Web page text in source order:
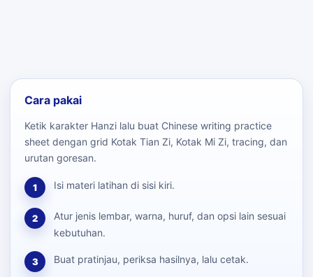
Cara pakai
Ketik karakter Hanzi lalu buat Chinese writing practice
sheet dengan grid Kotak Tian Zi, Kotak Mi Zi, tracing, dan
urutan goresan.
1 Isi materi latihan di sisi kiri.
2
Atur jenis lembar, warna, huruf, dan opsi lain sesuai
kebutuhan.
3 Buat pratinjau, periksa hasilnya, lalu cetak.